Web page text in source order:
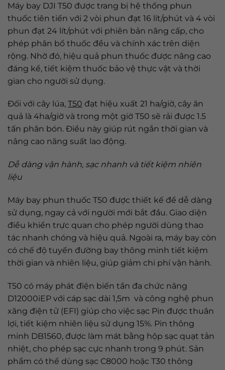
Máy bay DJI T50 được trang bị hệ thống phun
thuốc tiên tiến với 2 vòi phun đạt 16 lít/phút và 4 vòi
phun đạt 24 lít/phút với phiên bản nâng cấp, cho
phép phân bổ thuốc đều và chính xác trên diện
rộng. Nhờ đó, hiệu quả phun thuốc được nâng cao
đáng kể, tiết kiệm thuốc bảo vệ thực vật và thời
gian cho người sử dụng.
Đối với cây lúa, T50 đạt hiệu xuất 21 ha/giờ, cây ăn
quả là 4ha/giờ và trong một giờ T50 sẽ rải được 1.5
tấn phân bón. Điều này giúp rút ngắn thời gian và
nâng cao năng suất lao động.
Dễ dàng vận hành, sạc nhanh và tiết kiệm nhiên
liệu
Máy bay phun thuốc T50 được thiết kế để dễ dàng
sử dụng, ngay cả với người mới bắt đầu. Giao diện
điều khiển trực quan cho phép người dùng thao
tác nhanh chóng và hiệu quả. Ngoài ra, máy bay còn
có chế độ tuyến đường bay thông minh tiết kiệm
thời gian và nhiên liệu, giúp giảm chi phí vận hành.
T50 có máy phát điện biến tần đa chức năng
D12000iEP với cáp sạc dài 1,5m và công nghệ phun
xăng điện tử (EFI) giúp cho việc sạc Pin được thuân
lợi, tiết kiệm nhiên liệu sử dụng 15%. Pin thông
minh DB1560, được làm mát bằng hộp sạc quạt tản
nhiệt, cho phép sạc cực nhanh trong 9 phút. Sản
phẩm có thể dùng sạc C8000 hoặc T30 thông